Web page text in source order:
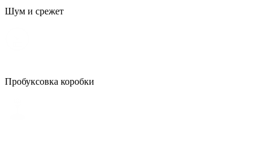
Шум и срежет
Пробуксовка коробки